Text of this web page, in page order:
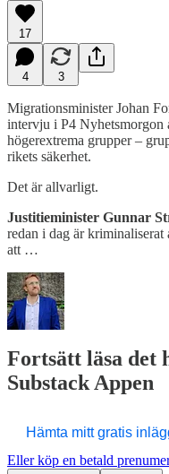
17
4 3
Migrationsminister Johan
intervju i P4 Nyhetsmorgon
högerextrema grupper –
rikets säkerhet.
Det är allvarligt.
Justitieminister Gunnar
redan i dag är kriminaliserat
att …
Fortsätt läsa det
Substack Appen
Hämta mitt gratis
Eller köp en betald